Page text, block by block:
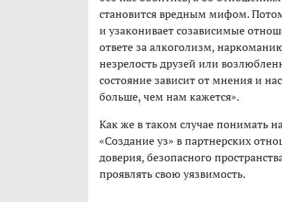
становится вредным мифом.
и узаконивает созависимые
ответе за алкоголизм,
незрелость друзей или
состояние зависит от мнения и
больше, чем нам кажется».
Как же в таком случае понимать
«Создание уз» в партнерских
доверия, безопасного
проявлять свою уязвимость.